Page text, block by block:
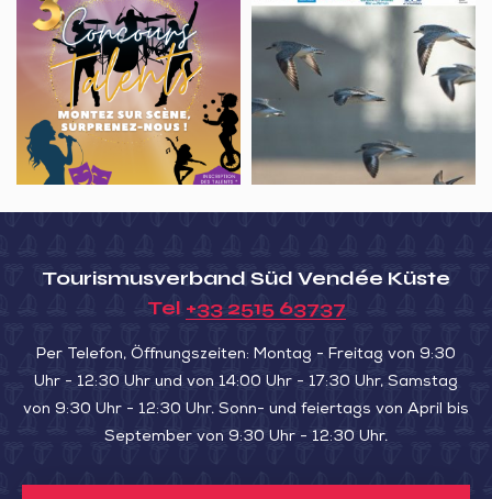
SIE
DEM
SUMPF
MIT
LEHM“)
famille!
CONCOURS
TALENTS
Point
d’observation,
Les
oiseaux
de
Belle
Tourismusverband Süd Vendée Küste
Tel +33 2515 63737
Per Telefon, Öffnungszeiten: Montag - Freitag von 9:30
Uhr - 12:30 Uhr und von 14:00 Uhr - 17:30 Uhr, Samstag
von 9:30 Uhr - 12:30 Uhr. Sonn- und feiertags von April bis
September von 9:30 Uhr - 12:30 Uhr.